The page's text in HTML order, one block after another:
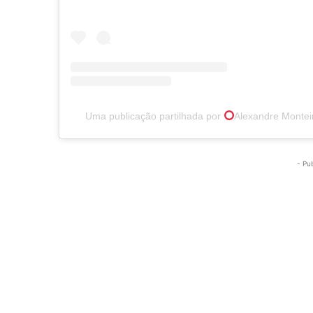
Uma publicação partilhada por Alexandre
-